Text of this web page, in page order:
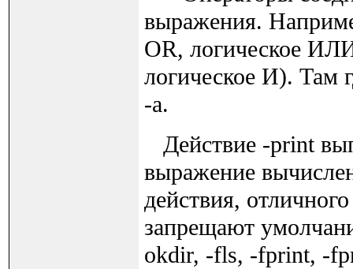
выражения.
OR, логическое
логическое И). Там
-a.
Действие -print
выражение
действия,
запрещают
okdir, -fls, -fprint, -